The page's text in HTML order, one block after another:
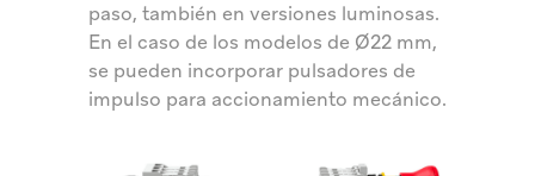
paso, también en versiones luminosas.
En el caso de los modelos de Ø22 mm,
se pueden incorporar pulsadores de
impulso para accionamiento mecánico.